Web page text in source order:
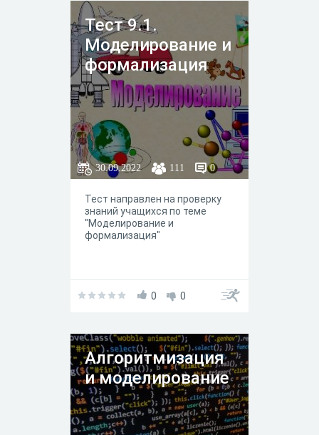
Тест 9.1.
Моделирование и
формализация
30.09.2022 111 0
Тест направлен на проверку
знаний учащихся по теме
"Моделирование и
формализация"
0 0
Алгоритмизация
и моделирование